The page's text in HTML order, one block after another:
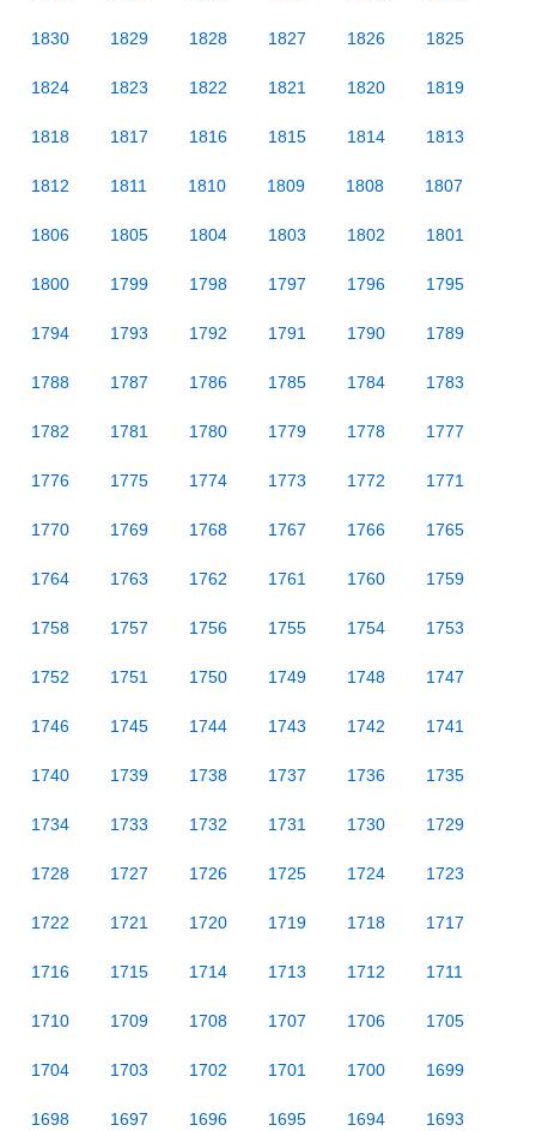
1830 1829 1828 1827 1826 1825
1824 1823 1822 1821 1820 1819
1818 1817 1816 1815 1814 1813
1812 1811 1810 1809 1808 1807
1806 1805 1804 1803 1802 1801
1800 1799 1798 1797 1796 1795
1794 1793 1792 1791 1790 1789
1788 1787 1786 1785 1784 1783
1782 1781 1780 1779 1778 1777
1776 1775 1774 1773 1772 1771
1770 1769 1768 1767 1766 1765
1764 1763 1762 1761 1760 1759
1758 1757 1756 1755 1754 1753
1752 1751 1750 1749 1748 1747
1746 1745 1744 1743 1742 1741
1740 1739 1738 1737 1736 1735
1734 1733 1732 1731 1730 1729
1728 1727 1726 1725 1724 1723
1722 1721 1720 1719 1718 1717
1716 1715 1714 1713 1712 1711
1710 1709 1708 1707 1706 1705
1704 1703 1702 1701 1700 1699
1698 1697 1696 1695 1694 1693